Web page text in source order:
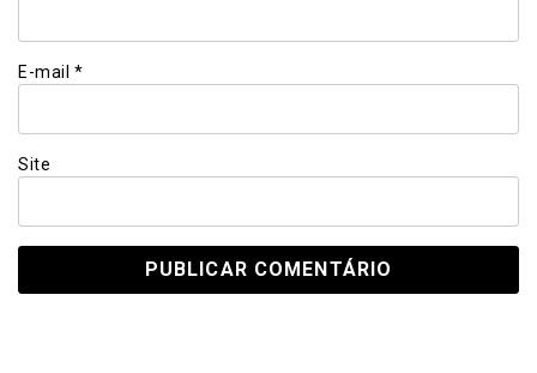
E-mail *
Site